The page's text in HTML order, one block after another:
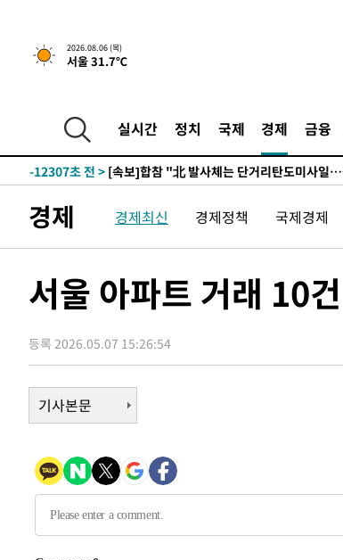
2026.08.06 (목)
서울 31.7℃
실시간 정치 국제 경제 금융
2시간 전 >내일까지 39도 '펄펄'…기상청 "태풍 지나며 폭염
-29797초 전 >'월드컵 탈락 후폭풍' 축구협회…11시간 걸린
-28026초 전 >
축구협회, 15년 전 심판 성 접대 파문에 "현
-26711초 전 >
-12307초 전 > [속보]합참 "北 발사체는 단거리탄도미사일
-10485초 전 >
[속보] SKT, 에이닷 서비스 장애 발생…"원
-9891초 전 >[속보]합참 "북, 동해상으로 미상 발사체 발사"
-9246초 전 > [속보]7~9일 프로야구 3연전도 폭염 취소…11
-8735초 전 >'월드컵 탈락 후폭풍' 축구협회…초유의 압수수
-8575초 전 >서울 낮 37.9도, 올여름 최고치 경신…영등포
-8137초 전 >
-4232초 전 >[속보]코스닥, 800p 회복…0.26% 오른 801.67
-4027초 전 > [속보]원·달러 환율, 0.7원 내린 1423.8원 마감
-1626초 전 >"여기 떨어졌다"…다누리, 스페이스X 로켓 달
22분 전 >손흥민, 5경기 연속골 실패…LAFC는 승부차기 끝
경제 경제최신 경제정책 국제경제
서울 아파트 거래 10
등록 2026.05.07 15:26:54
기사본문